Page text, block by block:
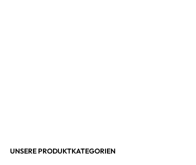
UNSERE PRODUKTKATEGORIEN